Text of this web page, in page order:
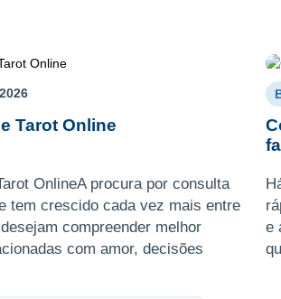
Tarot Online
OnlineA procura por consulta
tem crescido cada vez mais entre
compreender melhor
com amor, decisões
e